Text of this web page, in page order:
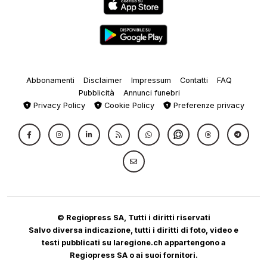
Abbonamenti Disclaimer Impressum Contatti
FAQ
Pubblicità
Annunci funebri
Privacy Policy
Cookie Policy Preferenze privacy
© Regiopress SA, Tutti i diritti riservati
Salvo diversa indicazione, tutti i diritti di foto, video e
testi pubblicati su laregione.ch appartengono a
Regiopress SA o ai suoi fornitori.